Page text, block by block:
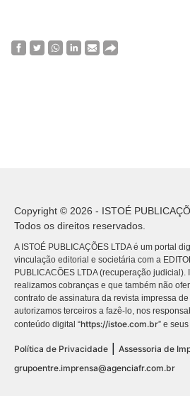
Copyright © 2026 - ISTOÉ
Todos os direitos reservados.
A ISTOÉ PUBLICAÇÕES LTDA é um portal
vinculação editorial e societária com a
PUBLICACÕES LTDA (recuperação
realizamos cobranças e que também não
contrato de assinatura da revista impressa
autorizamos terceiros a fazê-lo, nos
conteúdo digital “https://istoe.com.br” e
Política de Privacidade
Assessoria de
grupoentre.imprensa@agenciafr.com.br